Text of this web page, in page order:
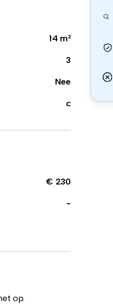
14 m²
3
Nee
c
€ 230
-
op.